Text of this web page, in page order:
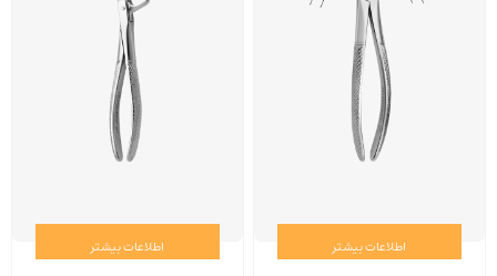
اطلاعات بیشتر اطلاعات بیشتر